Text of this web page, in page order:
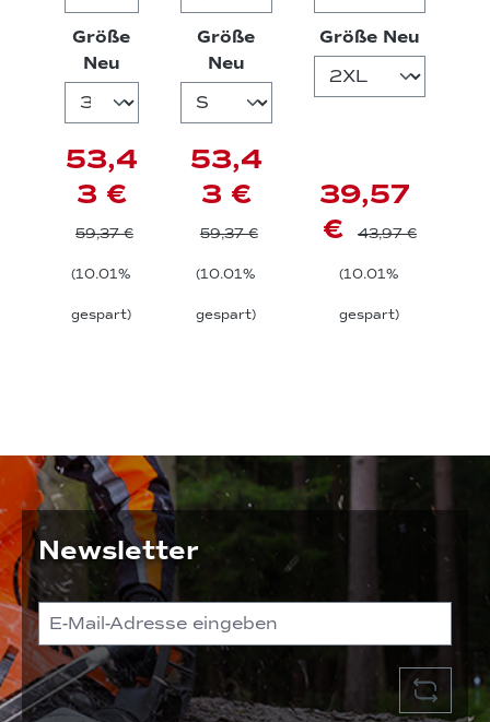
Softsh
ellwes
te
Größe
Neuauswählen
53,4
3 €
59,37 €
(10.01%
gespart)
lweste
Größe
Neuauswählen
53,4
3 €
59,37 €
(10.01%
gespart)
shirt -
langarm
Größe Neu
39,57
€
43,97 €
(10.01%
gespart)
Newsletter